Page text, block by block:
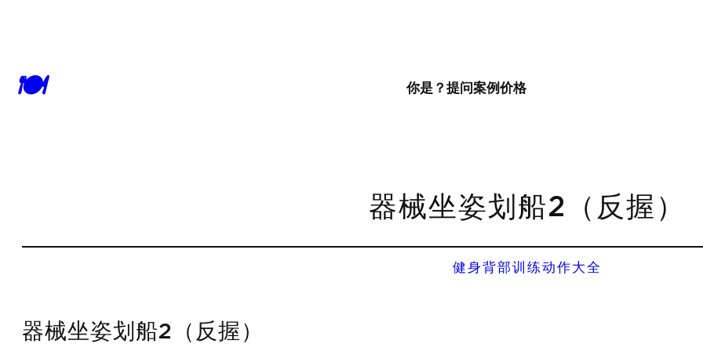
🍽 你是？ 提问案例价格
器械坐姿划船2（反握）
健身背部训练动作大全
器械坐姿划船2（反握）